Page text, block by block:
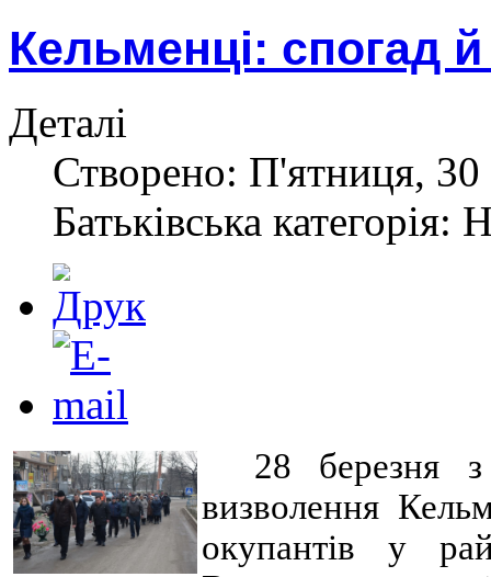
Кельменці: спогад й
Деталі
Створено: П'ятниця, 30
Батьківська категорія:
28 березня з
визволення
окупантів у